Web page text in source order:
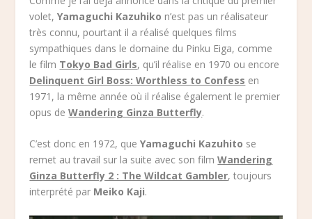
volet,Yamaguchi Kazuhiko n’est pas un réalisateur
très connu, pourtant il a réalisé quelques films
sympathiques dans le domaine du Pinku Eiga, comme
le film Tokyo Bad Girls, qu’il réalise en 1970 ou encore
Delinquent Girl Boss: Worthless to Confess en
1971, la même année où il réalise également le premier
opus deWandering Ginza Butterfly.
C’est donc en 1972, queYamaguchi Kazuhito se
remet au travail sur la suite avec son filmWandering
Ginza Butterfly 2 : The Wildcat Gambler, toujours
interprété par Meiko Kaji.